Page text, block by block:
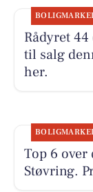
Rådyret
til salg
her.
Top 6
Støvring.